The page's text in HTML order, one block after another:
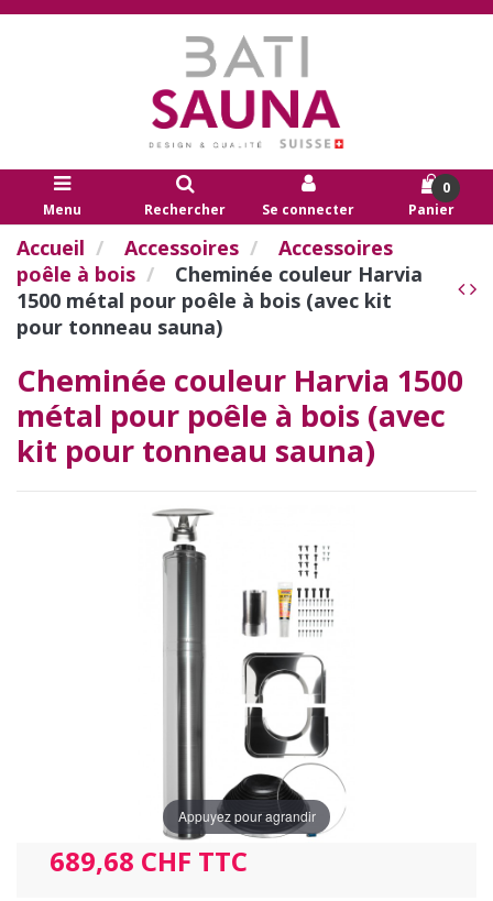
Menu Rechercher Se connecter
0
Panier
Accueil Accessoires
Accessoires
poêle à bois
Cheminée couleur Harvia
1500 métal pour poêle à bois (avec kit
pour tonneau sauna)
Cheminée couleur Harvia 1500
métal pour poêle à bois (avec
kit pour tonneau sauna)
Appuyez pour agrandir
689,68 CHF TTC